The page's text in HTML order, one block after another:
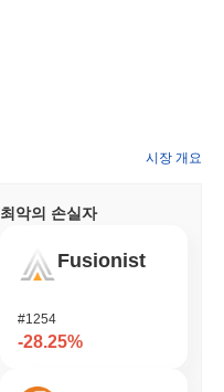
시장 개요
최악의 손실자
Fusionist
#1254
-28.25%